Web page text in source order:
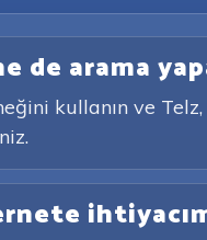
de arama
kullanın ve